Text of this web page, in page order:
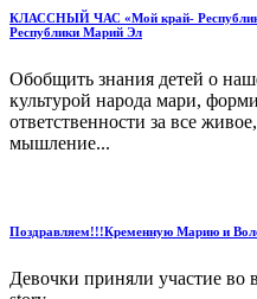
КЛАССНЫЙ ЧАС «Мой край-
Республики Марий Эл
Обобщить знания детей о
культурой народа мари,
ответственности за все
мышление...
Поздравляем!!!Кременную Марию и
Девочки приняли участие во